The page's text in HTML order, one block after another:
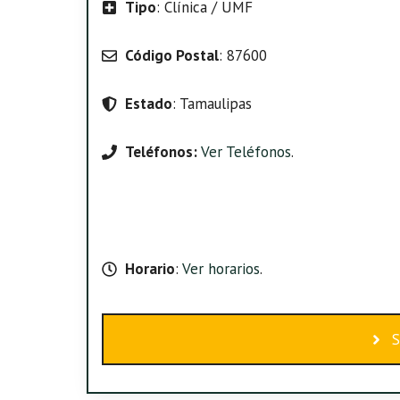
Tipo: Clínica / UMF
Código Postal: 87600
Estado: Tamaulipas
Teléfonos:Ver Teléfonos.
Horario: Ver horarios.